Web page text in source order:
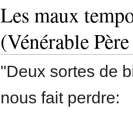
Les maux
(Vénérable
"Deux sortes de
nous fait perdre: